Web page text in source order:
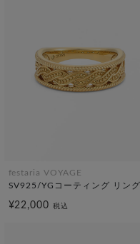
festaria VOYAGE
SV925/YGコーティング リング
¥22,000税込